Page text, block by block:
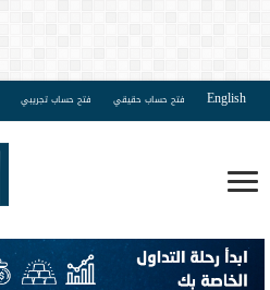
English فتح حساب حقيقي فتح حساب تجريبي